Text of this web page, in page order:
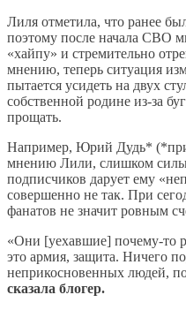
Лиля отметила, что ранее
поэтому после начала СВО
«хайпу» и стремительно
мнению, теперь ситуация
пытается усидеть на двух
собственной родине из-за
прощать.
Например, Юрий Дудь*
мнению Лили, слишком
подписчиков дарует ему
совершенно не так. При
фанатов не значит ровным
«Они [уехавшие] почему-то
это армия, защита. Ничего
неприкосновенных людей,
сказала блогер.